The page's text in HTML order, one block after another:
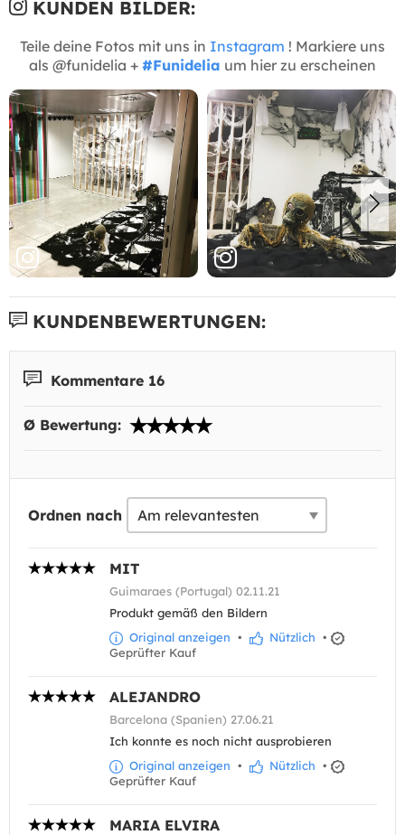
KUNDEN BILDER:
Teile deine Fotos mit uns in Instagram ! Markiere uns
als @funidelia + #Funidelia um hier zu erscheinen
KUNDENBEWERTUNGEN:
Kommentare 16
Ø Bewertung:
Ordnen nach
MIT
Guimaraes (Portugal) 02.11.21
Produkt gemäß den Bildern
Original anzeigen • Nützlich •
Geprüfter Kauf
ALEJANDRO
Barcelona (Spanien) 27.06.21
Ich konnte es noch nicht ausprobieren
Original anzeigen • Nützlich •
Geprüfter Kauf
MARIA ELVIRA